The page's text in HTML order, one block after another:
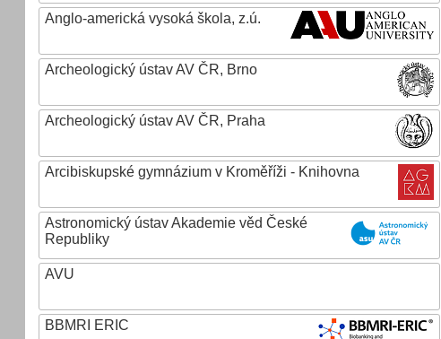
Anglo-americká vysoká škola, z.ú.
Archeologický ústav AV ČR, Brno
Archeologický ústav AV ČR, Praha
Arcibiskupské gymnázium v Kroměříži - Knihovna
Astronomický ústav Akademie věd České
Republiky
AVU
BBMRI ERIC